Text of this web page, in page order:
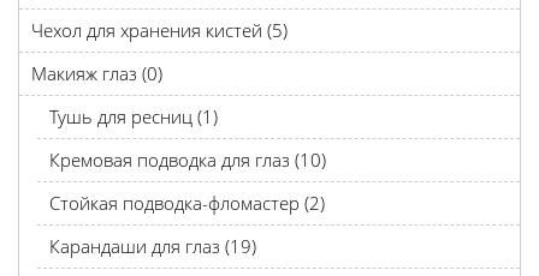
Чехол для хранения кистей (5)
Макияж глаз (0)
Тушь для ресниц (1)
Кремовая подводка для глаз (10)
Стойкая подводка-фломастер (2)
Карандаши для глаз (19)